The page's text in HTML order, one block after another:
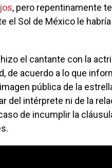
, pero repentinamente
el Sol de México le
el cantante con la
de acuerdo a lo que
pública de la
del intérprete ni de la
de incumplir la